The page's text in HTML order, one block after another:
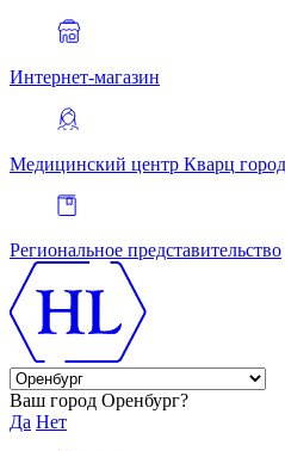
Интернет-магазин
Медицинский центр Кварц
Региональное представительство
Ваш город Оренбург?
Да Нет